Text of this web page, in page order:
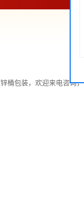
桶包装，欢迎来电咨询，